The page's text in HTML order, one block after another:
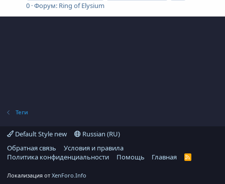
0 Форум: Ring of Elysium
Теги
Default Style new
Russian (RU)
Обратная связь
Условия и правила
Политика конфиденциальности
Помощь Главная
R
Локализация от XenForo.Info